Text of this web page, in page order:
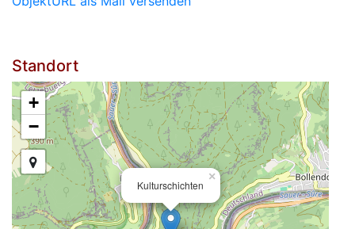
Standort
Kulturschichten
×
+
−